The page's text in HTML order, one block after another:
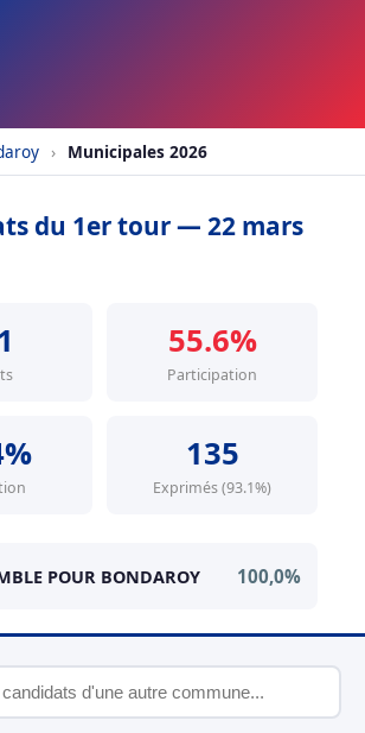
› Municipales 2026
du 1er tour — 22 mars
55.6%
Participation
135
Exprimés (93.1%)
POUR BONDAROY 100,0%